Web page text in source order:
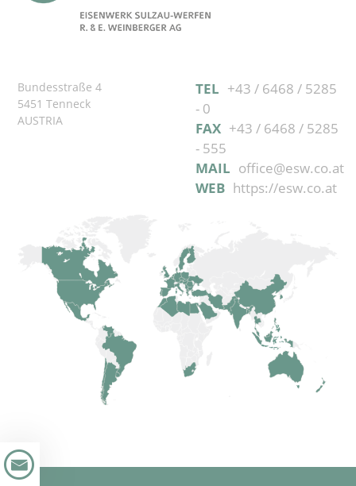
Bundesstraße 4
5451 Tenneck
AUSTRIA
TEL +43 / 6468 / 5285
- 0
FAX +43 / 6468 / 5285
- 555
MAIL office@esw.co.at
WEB https://esw.co.at